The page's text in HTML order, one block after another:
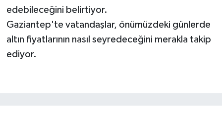
edebileceğini belirtiyor.
Gaziantep'te vatandaşlar, önümüzdeki günlerde
altın fiyatlarının nasıl seyredeceğini merakla takip
ediyor.